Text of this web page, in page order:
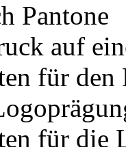
Pantone
auf
für
für die